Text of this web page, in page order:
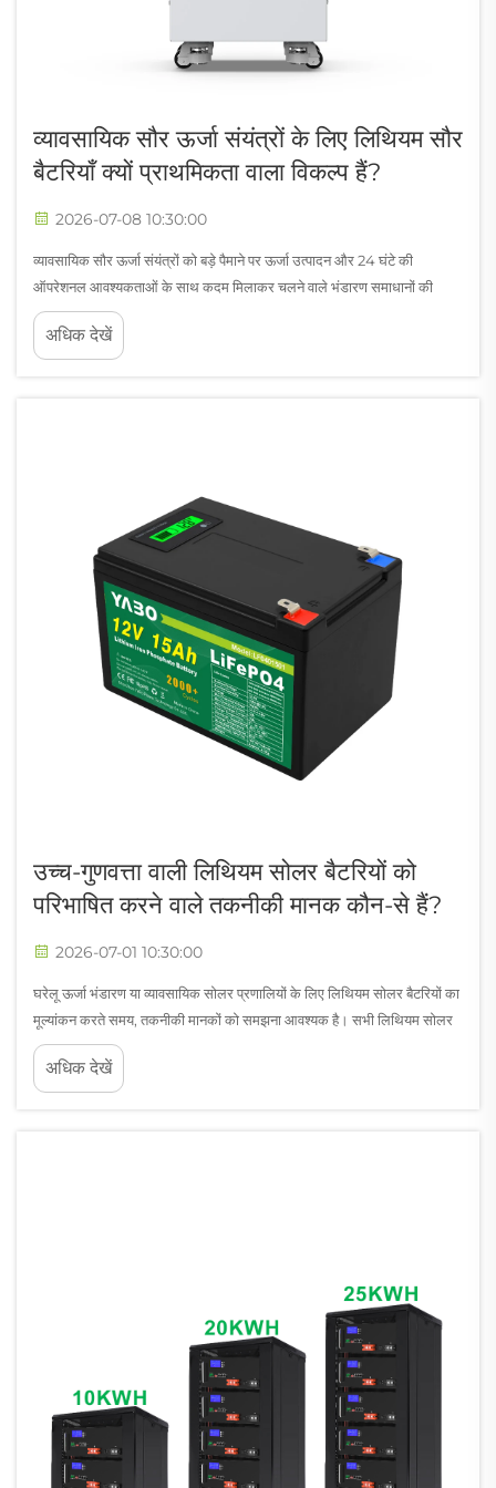
व्यावसायिक सौर ऊर्जा संयंत्रों के लिए लिथियम सौर
बैटरियाँ क्यों प्राथमिकता वाला विकल्प हैं?
2026-07-08 10:30:00
व्यावसायिक सौर ऊर्जा संयंत्रों को बड़े पैमाने पर ऊर्जा उत्पादन और 24 घंटे की
ऑपरेशनल आवश्यकताओं के साथ कदम मिलाकर चलने वाले भंडारण समाधानों की
आवश्यकता होती है। उपलब्ध सभी विकल्पों में, लिथियम सौर बैटरियाँ प्रमुख प्रौद्योगिकी
के रूप में उभरी हैं, जो...
अधिक देखें
उच्च-गुणवत्ता वाली लिथियम सोलर बैटरियों को
परिभाषित करने वाले तकनीकी मानक कौन-से हैं?
2026-07-01 10:30:00
घरेलू ऊर्जा भंडारण या व्यावसायिक सोलर प्रणालियों के लिए लिथियम सोलर बैटरियों का
मूल्यांकन करते समय, तकनीकी मानकों को समझना आवश्यक है। सभी लिथियम सोलर
बैटरियाँ समान प्रदर्शन, सुरक्षा या दीर्घायु नहीं प्रदान करती हैं। वे मानक जो...
अधिक देखें